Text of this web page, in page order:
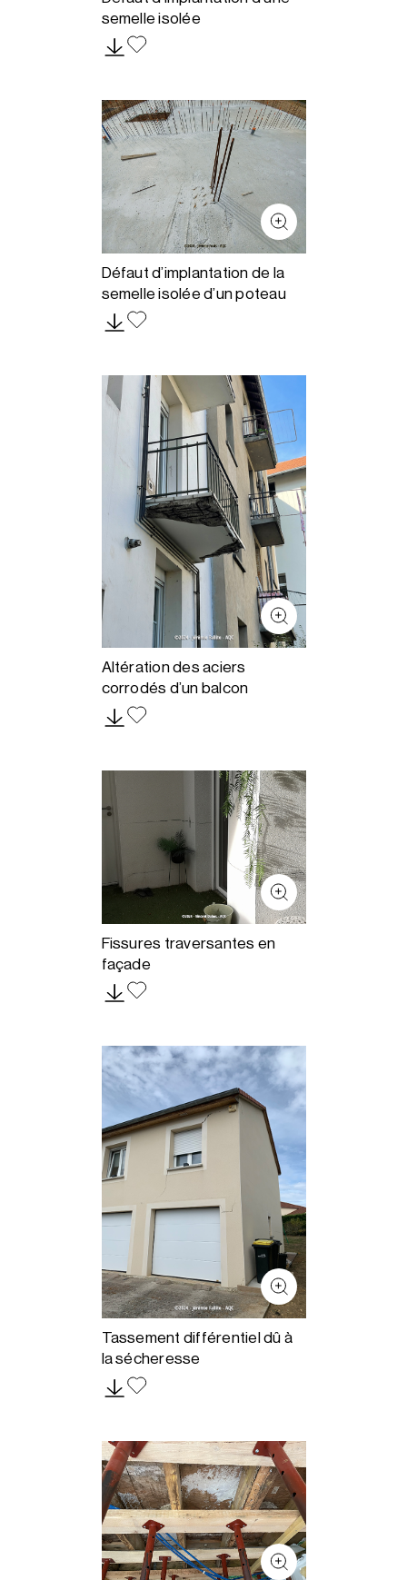
semelle isolée
Défaut d’implantation de la
semelle isolée d’un poteau
Altération des aciers
corrodés d’un balcon
Fissures traversantes en
façade
Tassement différentiel dû à
la sécheresse